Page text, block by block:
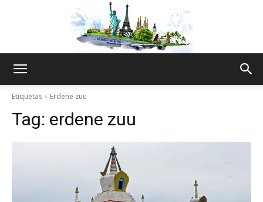
Etiquetas Erdene zuu
Tag: erdene zuu